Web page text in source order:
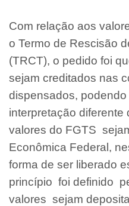
Com relação aos
o Termo de Rescisão
(TRCT), o pedido foi
sejam creditados nas
dispensados,
interpretação diferente
valores do FGTS
Econômica Federal,
forma de ser liberado
princípio foi definido
valores sejam